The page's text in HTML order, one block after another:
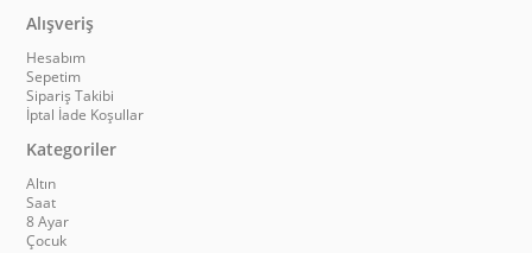
Alışveriş
Hesabım
Sepetim
Sipariş Takibi
İptal İade Koşullar
Kategoriler
Altın
Saat
8 Ayar
Çocuk